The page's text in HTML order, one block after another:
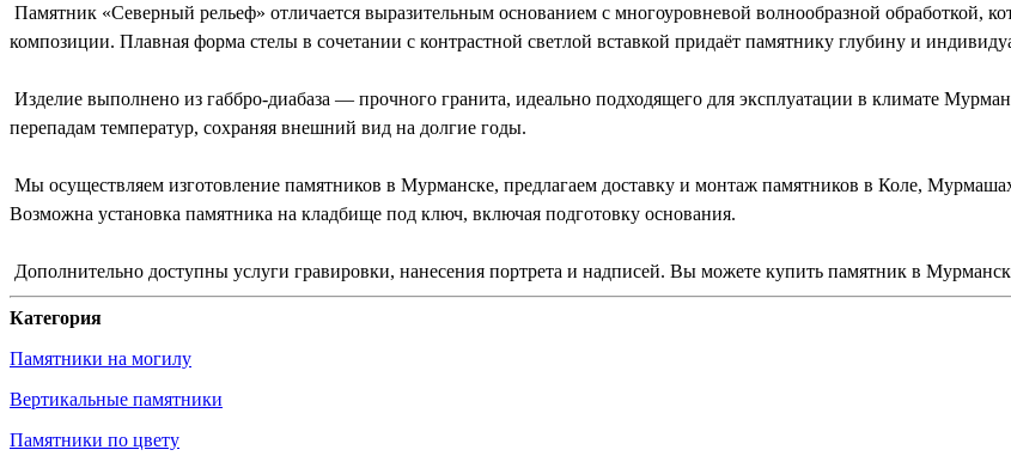
Памятник «Северный рельеф» отличается выразительным основанием с многоуровневой волнообразной обработкой,
композиции. Плавная форма стелы в сочетании с контрастной светлой вставкой придаёт памятнику глубину и
Изделие выполнено из габбро-диабаза — прочного гранита, идеально подходящего для эксплуатации в климате
перепадам температур, сохраняя внешний вид на долгие годы.
Мы осуществляем изготовление памятников в Мурманске, предлагаем доставку и монтаж памятников в Коле,
Возможна установка памятника на кладбище под ключ, включая подготовку основания.
Дополнительно доступны услуги гравировки, нанесения портрета и надписей. Вы можете купить памятник в
Категория
Памятники на могилу
Вертикальные памятники
Памятники по цвету